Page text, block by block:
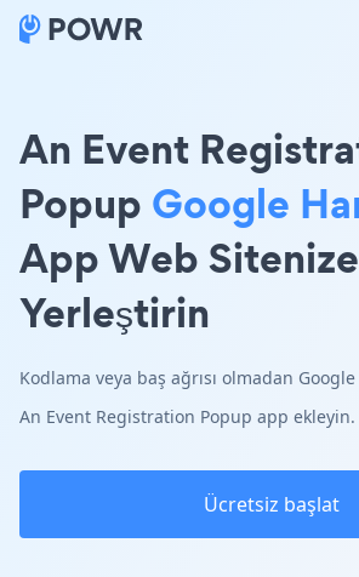
An Event
Popup Google
App Web Sitenize
Yerleştirin
Kodlama veya baş ağrısı olmadan
An Event Registration Popup app ekleyin.
Ücretsiz başlat